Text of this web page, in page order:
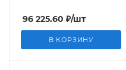
96 225.60 ₽/шт
В КОРЗИНУ